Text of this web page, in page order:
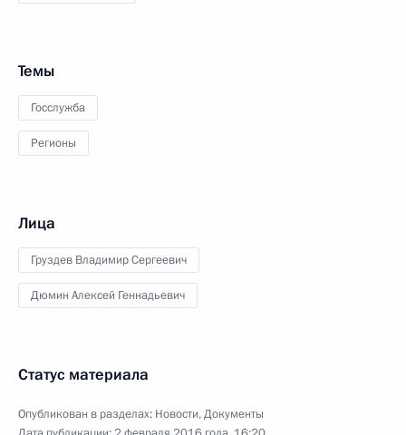
Темы
Госслужба
Регионы
Лица
Груздев Владимир Сергеевич
Дюмин Алексей Геннадьевич
Статус материала
Опубликован в разделах: Новости,Документы